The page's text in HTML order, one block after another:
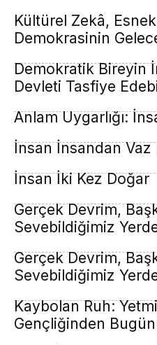
Kültürel Zekâ,
Demokrasinin
Demokratik Bireyin
Devleti Tasfiye
Anlam Uygarlığı:
İnsan İnsandan Vaz
İnsan İki Kez Doğar
Gerçek Devrim,
Sevebildiğimiz
Gerçek Devrim,
Sevebildiğimiz
Kaybolan Ruh:
Gençliğinden